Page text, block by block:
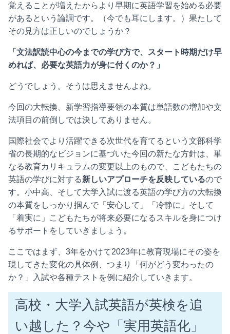
覚えることが増えたからより早期に英語学習を始める必要
があるという論調です。（今でも耳にします。）果たして
その見方は正しいのでしょうか？
「文法訳読中心の今までの学び方で、スタート時期だけ早
めれば、必要な英語力が身に付くのか？」
どうでしょう。そうは思えませんよね。
今回の大転換、新学習指導要領の本質は単語数の増加や文
法項目の前倒しでは決してありません。
国際社会でより活躍できる次世代を育てるという文部科学
省の長期的なビジョンに基づいた今回の新たな方針は、単
なる教育カリキュラムの変更以上のもので、こどもたちの
英語の学びに対する新しいアプローチを反映しているので
す。小中高、そして大学入試に渡る英語の学び方の大転換
の本質をしっかり掴んで「安心して」「冷静に」そして
「着実に」こどもたちが将来必要になるスキルを身につけ
るサポートをしていきましょう。
ここではまず、3年をかけて2023年に教育現場にその姿を
現してきた変化の具体例、つまり「何がどう変わったの
か？」入試や各種テストを例に紹介していきます。
高校・大学入試英語が英検を追
い越した？今や「実用英語化」